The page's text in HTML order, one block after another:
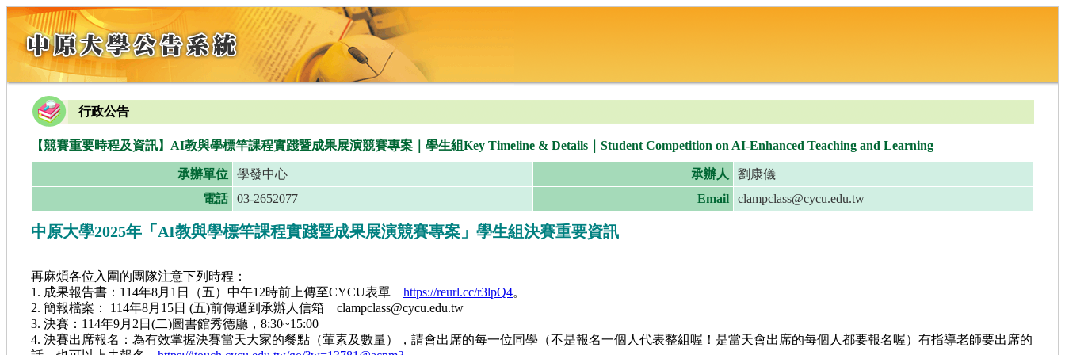
行政公告
【競賽重要時程及資訊】AI教與學標竿課程實踐暨成果展演競賽專案｜學生組Key Timeline & Details｜Student Competition on AI-Enhanced Teaching and Learning
承辦單位 學發中心 承辦人
劉康儀
電話
03-2652077 Email clampclass@cycu.edu.tw
中原大學2025年「AI教與學標竿課程實踐暨成果展演競賽專案」學生組決賽重要資訊
再麻煩各位入圍的團隊注意下列時程：
1. 成果報告書：114年8月1日（五）中午12時前上傳至CYCU表單 https://reurl.cc/r3lpQ4。
2. 簡報檔案： 114年8月15日 (五)前傳遞到承辦人信箱 clampclass@cycu.edu.tw
3. 決賽：114年9月2日(二)圖書館秀德廳，8:30~15:00
4. 決賽出席報名：為有效掌握決賽當天大家的餐點（葷素及數量），請會出席的每一位同學（不是報名一個人代表整組喔！是當天會出席的每個人都要報名喔）有指導老師要出席的